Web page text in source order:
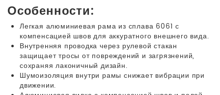
Особенности:
Легкая алюминиевая рама из сплава 6061 с
компенсацией швов для аккуратного внешнего вида.
Внутренняя проводка через рулевой стакан
защищает тросы от повреждений и загрязнений,
сохраняя лаконичный дизайн.
Шумоизоляция внутри рамы снижает вибрации при
движении.